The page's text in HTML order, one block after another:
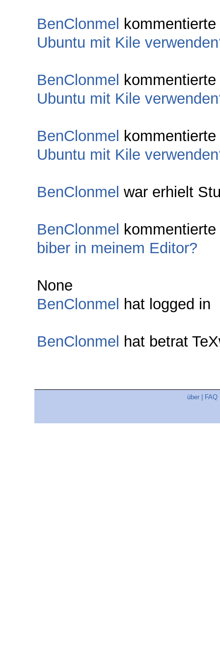
BenClonmel kommentierte
Ubuntu mit Kile
BenClonmel kommentierte
Ubuntu mit Kile
BenClonmel kommentierte
Ubuntu mit Kile
BenClonmel war erhielt
BenClonmel kommentierte
biber in meinem Editor?
None
BenClonmel hat logged in
BenClonmel hat betrat
über FAQ